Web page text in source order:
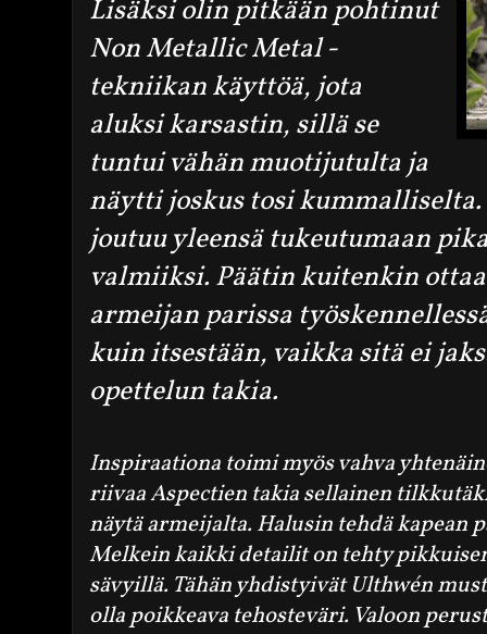
Lisäksi olin pitkään pohtinut
Non Metallic Metal -
tekniikan käyttöä, jota
aluksi karsastin, sillä se
tuntui vähän muotijutulta ja
näytti joskus tosi
joutuu yleensä tukeutumaan
valmiiksi. Päätin kuitenkin
armeijan parissa
kuin itsestään, vaikka sitä ei
opettelun takia.
Inspiraationa toimi myös vahva
riivaa Aspectien takia sellainen
näytä armeijalta. Halusin tehdä kapean
Melkein kaikki detailit on tehty
sävyillä. Tähän yhdistyivät Ulthwén
olla poikkeava tehosteväri. Valoon